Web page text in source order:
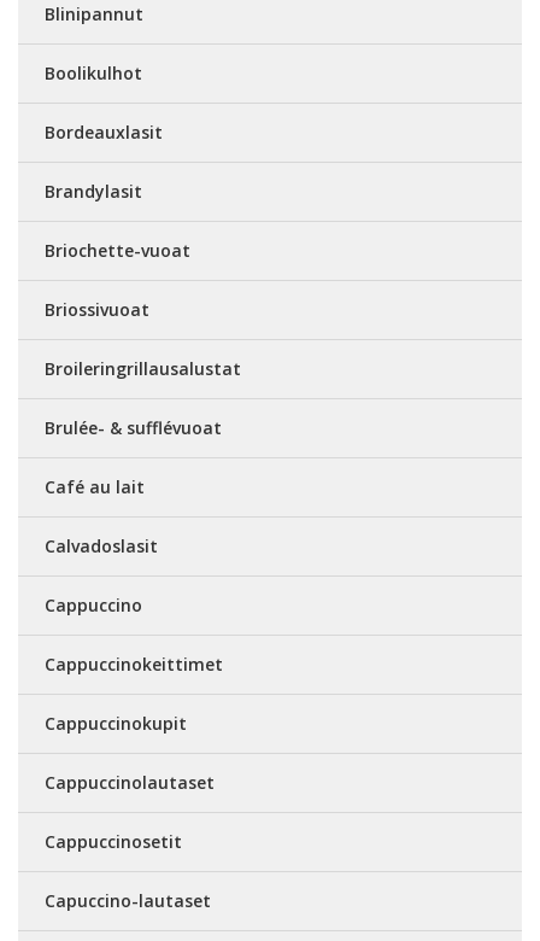
Blinipannut
Boolikulhot
Bordeauxlasit
Brandylasit
Briochette-vuoat
Briossivuoat
Broileringrillausalustat
Brulée- & sufflévuoat
Café au lait
Calvadoslasit
Cappuccino
Cappuccinokeittimet
Cappuccinokupit
Cappuccinolautaset
Cappuccinosetit
Capuccino-lautaset